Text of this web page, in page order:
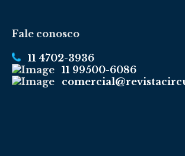
Fale conosco
11 4702-3936
11 99500-6086